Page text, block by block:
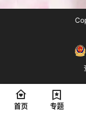
首页 专题